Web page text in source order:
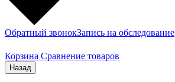
Обратный звонокЗапись на обследование
Корзина Сравнение товаров
Назад